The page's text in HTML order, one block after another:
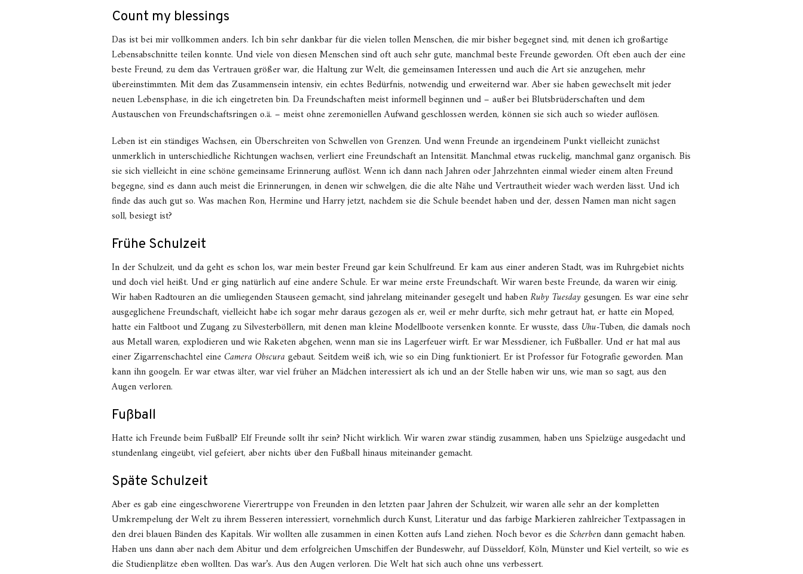
Count my blessings
Das ist bei mir vollkommen anders. Ich bin sehr dankbar für die vielen tollen Menschen, die mir bisher begegnet sind, mit denen ich großartige
Lebensabschnitte teilen konnte. Und viele von diesen Menschen sind oft auch sehr gute, manchmal beste Freunde geworden. Oft eben auch der eine
beste Freund, zu dem das Vertrauen größer war, die Haltung zur Welt, die gemeinsamen Interessen und auch die Art sie anzugehen, mehr
übereinstimmten. Mit dem das Zusammensein intensiv, ein echtes Bedürfnis, notwendig und erweiternd war. Aber sie haben gewechselt mit jeder
neuen Lebensphase, in die ich eingetreten bin. Da Freundschaften meist informell beginnen und – außer bei Blutsbrüderschaften und dem
Austauschen von Freundschaftsringen o.ä. – meist ohne zeremoniellen Aufwand geschlossen werden, können sie sich auch so wieder auflösen.
Leben ist ein ständiges Wachsen, ein Überschreiten von Schwellen von Grenzen. Und wenn Freunde an irgendeinem Punkt vielleicht zunächst
unmerklich in unterschiedliche Richtungen wachsen, verliert eine Freundschaft an Intensität. Manchmal etwas ruckelig, manchmal ganz organisch. Bis
sie sich vielleicht in eine schöne gemeinsame Erinnerung auflöst. Wenn ich dann nach Jahren oder Jahrzehnten einmal wieder einem alten Freund
begegne, sind es dann auch meist die Erinnerungen, in denen wir schwelgen, die die alte Nähe und Vertrautheit wieder wach werden lässt. Und ich
finde das auch gut so. Was machen Ron, Hermine und Harry jetzt, nachdem sie die Schule beendet haben und der, dessen Namen man nicht sagen
soll, besiegt ist?
Frühe Schulzeit
In der Schulzeit, und da geht es schon los, war mein bester Freund gar kein Schulfreund. Er kam aus einer anderen Stadt, was im Ruhrgebiet nichts
und doch viel heißt. Und er ging natürlich auf eine andere Schule. Er war meine erste Freundschaft. Wir waren beste Freunde, da waren wir einig.
Wir haben Radtouren an die umliegenden Stauseen gemacht, sind jahrelang miteinander gesegelt und habenRuby Tuesdaygesungen. Es war eine sehr
ausgeglichene Freundschaft, vielleicht habe ich sogar mehr daraus gezogen als er, weil er mehr durfte, sich mehr getraut hat, er hatte ein Moped,
hatte ein Faltboot und Zugang zu Silvesterböllern, mit denen man kleine Modellboote versenken konnte. Er wusste, dass Uhu-Tuben, die damals noch
aus Metall waren, explodieren und wie Raketen abgehen, wenn man sie ins Lagerfeuer wirft. Er war Messdiener, ich Fußballer. Und er hat mal aus
einer Zigarrenschachtel eine Camera Obscuragebaut. Seitdem weiß ich, wie so ein Ding funktioniert. Er ist Professor für Fotografie geworden. Man
kann ihn googeln. Er war etwas älter, war viel früher an Mädchen interessiert als ich und an der Stelle haben wir uns, wie man so sagt, aus den
Augen verloren.
Fußball
Hatte ich Freunde beim Fußball? Elf Freunde sollt ihr sein? Nicht wirklich. Wir waren zwar ständig zusammen, haben uns Spielzüge ausgedacht und
stundenlang eingeübt, viel gefeiert, aber nichts über den Fußball hinaus miteinander gemacht.
Späte Schulzeit
Aber es gab eine eingeschworene Vierertruppe von Freunden in den letzten paar Jahren der Schulzeit, wir waren alle sehr an der kompletten
Umkrempelung der Welt zu ihrem Besseren interessiert, vornehmlich durch Kunst, Literatur und das farbige Markieren zahlreicher Textpassagen in
den drei blauen Bänden des Kapitals. Wir wollten alle zusammen in einen Kotten aufs Land ziehen. Noch bevor es dieScherben dann gemacht haben.
Haben uns dann aber nach dem Abitur und dem erfolgreichen Umschiffen der Bundeswehr, auf Düsseldorf, Köln, Münster und Kiel verteilt, so wie es
die Studienplätze eben wollten. Das war’s. Aus den Augen verloren. Die Welt hat sich auch ohne uns verbessert.